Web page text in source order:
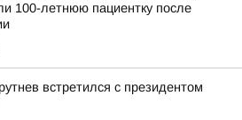
100-летнюю пациентку после
встретился с президентом